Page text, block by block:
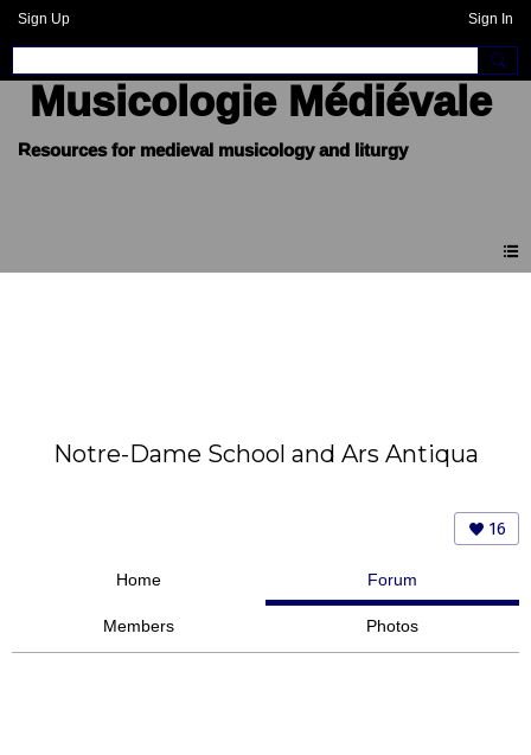
Sign Up Sign In
Musicologie Médiévale
Notre-Dame School and Ars Antiqua
16
Home Forum
Members Photos